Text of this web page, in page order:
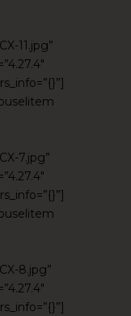
11.jpg”
7.jpg”
8.jpg”